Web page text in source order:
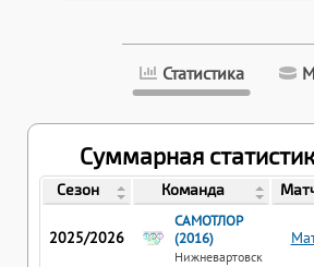
Статистика
Суммарная
Сезон Команда
2025/2026
САМОТЛОР
(2016)
Нижневартовск